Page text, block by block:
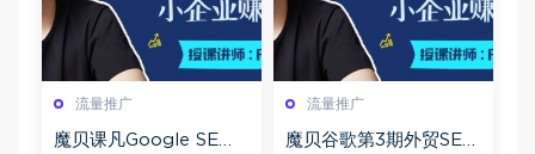
流量推广
魔贝课凡Google SE
流量推广
魔贝谷歌第3期外贸SEO